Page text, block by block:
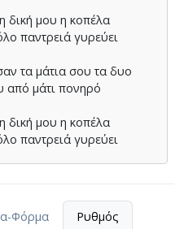
δική µου η κοπέλα
παντρειά γυρεύει
τα µάτια σου τα δυο
από µάτι πονηρό
δική µου η κοπέλα
παντρειά γυρεύει
Φόρμα Ρυθμός